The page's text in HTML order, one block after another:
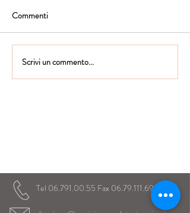
Commenti
Scrivi un commento...
Tel 06.791.00.55 Fax 06.79.111.69